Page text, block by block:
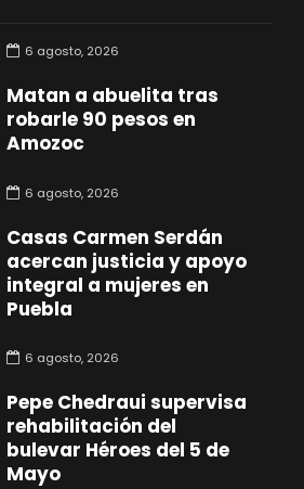
6 agosto, 2026
Matan a abuelita tras
robarle 90 pesos en
Amozoc
6 agosto, 2026
Casas Carmen Serdán
acercan justicia y apoyo
integral a mujeres en
Puebla
6 agosto, 2026
Pepe Chedraui supervisa
rehabilitación del
bulevar Héroes del 5 de
Mayo